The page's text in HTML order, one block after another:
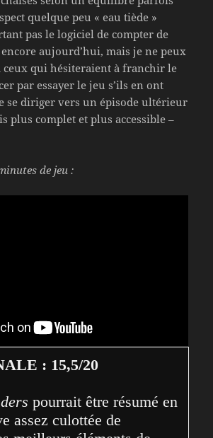
quelque peu « eau tiède »
pas le logiciel de compter de
aujourd’hui, mais je ne peux
ceux qui hésiteraient à franchir le
par essayer le jeu s’ils en ont
se diriger vers un épisode ultérieur
plus complet et plus accessible –
de jeu :
: 15,5/20
pourrait être résumé en
assez culottée de